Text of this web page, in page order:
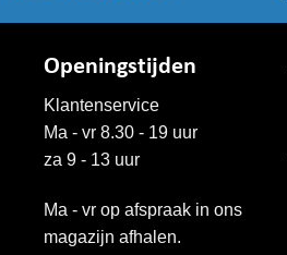
Openingstijden
Klantenservice
Ma - vr 8.30 - 19 uur
za 9 - 13 uur
Ma - vr op afspraak in ons
magazijn afhalen.